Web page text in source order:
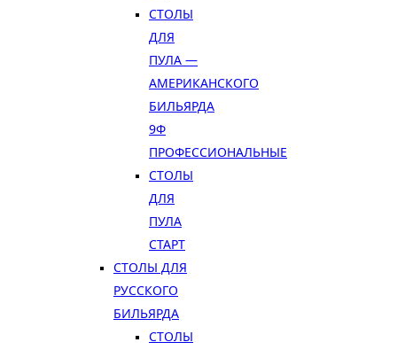
СТОЛЫ
ДЛЯ
ПУЛА —
АМЕРИКАНСКОГО
БИЛЬЯРДА
9Ф
ПРОФЕССИОНАЛЬНЫЕ
СТОЛЫ
ДЛЯ
ПУЛА
СТАРТ
СТОЛЫ ДЛЯ
РУССКОГО
БИЛЬЯРДА
СТОЛЫ